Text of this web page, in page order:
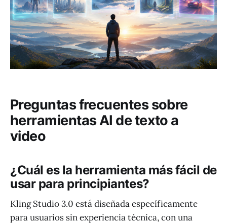
Preguntas frecuentes sobre
herramientas AI de texto a
video
¿Cuál es la herramienta más fácil de
usar para principiantes?
Kling Studio 3.0 está diseñada específicamente
para usuarios sin experiencia técnica, con una